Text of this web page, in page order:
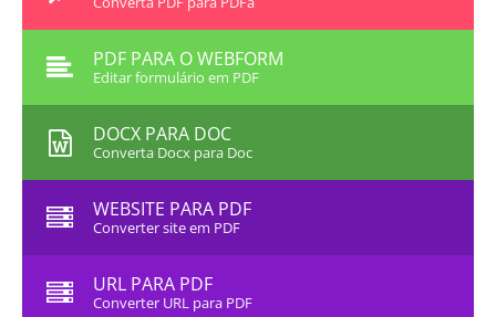
PDF PARA O WEBFORM
Editar formulário em PDF
DOCX PARA DOC
Converta Docx para Doc
WEBSITE PARA PDF
Converter site em PDF
URL PARA PDF
Converter URL para PDF